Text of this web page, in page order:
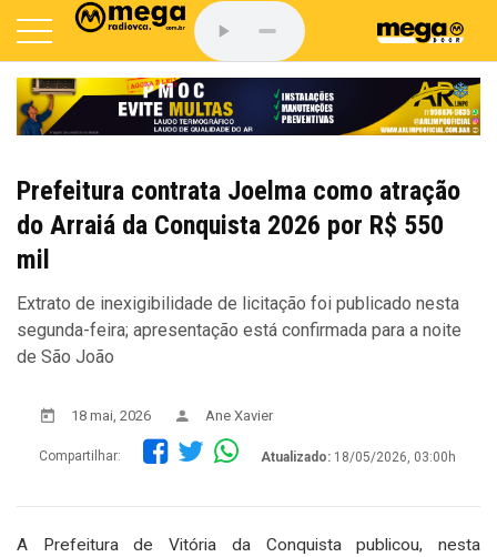
Prefeitura contrata Joelma como atração
do Arraiá da Conquista 2026 por R$ 550
mil
Extrato de inexigibilidade de licitação foi publicado nesta
segunda-feira; apresentação está confirmada para a noite
de São João
18 mai, 2026 Ane Xavier
Compartilhar: Atualizado: 18/05/2026, 03:00h
A Prefeitura de Vitória da Conquista publicou, nesta